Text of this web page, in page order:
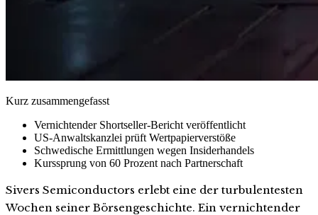
Kurz zusammengefasst
Vernichtender Shortseller-Bericht veröffentlicht
US-Anwaltskanzlei prüft Wertpapierverstöße
Schwedische Ermittlungen wegen Insiderhandels
Kurssprung von 60 Prozent nach Partnerschaft
Sivers Semiconductors erlebt eine der turbulentesten
Wochen seiner Börsengeschichte. Ein vernichtender